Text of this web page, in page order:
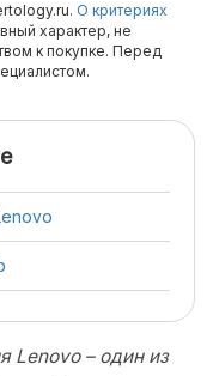
О критериях
характер, не
к покупке. Перед
Lenovo – один из